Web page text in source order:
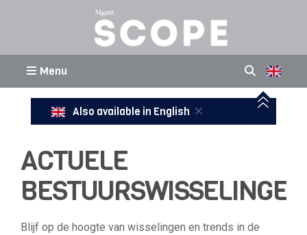
Menu
Also available in English
ACTUELE
BESTUURSWISSELINGEN
Blijf op de hoogte van wisselingen en trends in de